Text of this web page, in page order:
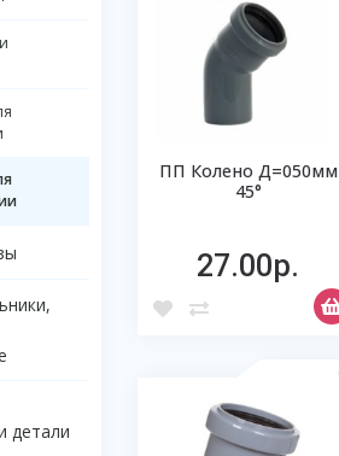
детали
ПП Колено Д=050мм
45°
27.00р.